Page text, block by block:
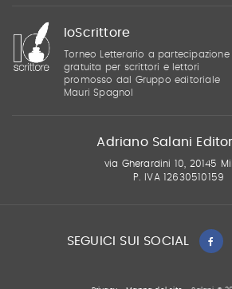
IoScrittore
Torneo Letterario a partecipazione
gratuita per scrittori e lettori
promosso dal Gruppo editoriale
Mauri Spagnol
Adriano Salani
via Gherardini 10, 20145
P. IVA 12630510159
SEGUICI SUI SOCIAL